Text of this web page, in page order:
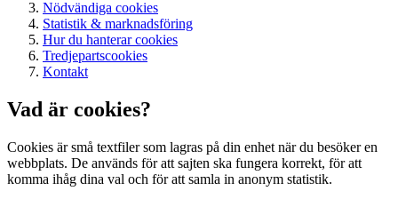
Nödvändiga cookies
Statistik & marknadsföring
Hur du hanterar cookies
Tredjepartscookies
Kontakt
Vad är cookies?
Cookies är små textfiler som lagras på din enhet när du besöker en
webbplats. De används för att sajten ska fungera korrekt, för att
komma ihåg dina val och för att samla in anonym statistik.